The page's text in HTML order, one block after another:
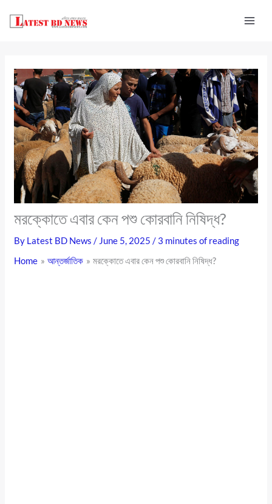
মরক্কোতে এবার কেন পশু কোরবানি নিষিদ্ধ?
By Latest BD News/ June 5, 2025/ 3 minutes of reading
Home
আন্তর্জাতিক মরক্কোতে এবার কেন পশু কোরবানি নিষিদ্ধ?